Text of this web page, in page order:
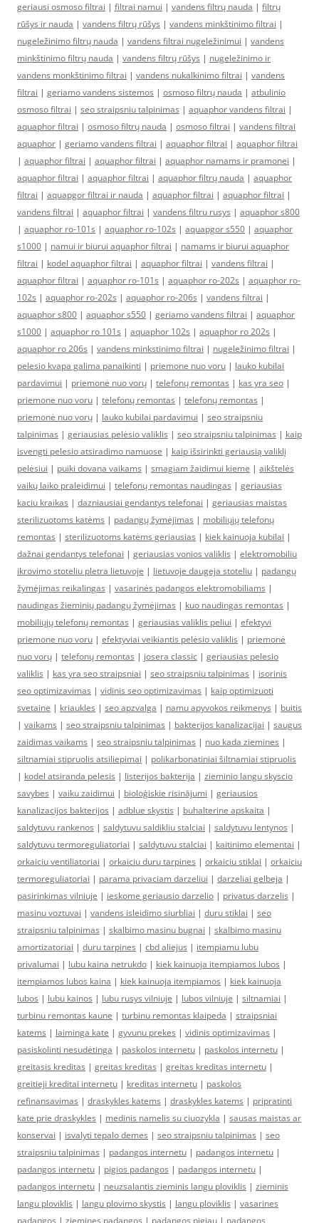
geriausi osmoso filtrai | filtrai namui | vandens filtrų nauda | filtrų
rūšys ir nauda | vandens filtrų rūšys | vandens minkštinimo filtrai |
nugeležinimo filtrų nauda | vandens filtrai nugeležinimui | vandens
minkštinimo filtrų nauda | vandens filtrų rūšys | nugeležinimo ir
vandens monkštinimo filtrai | vandens nukalkinimo filtrai | vandens
filtrai | geriamo vandens sistemos | osmoso filtrų nauda | atbulinio
osmoso filtrai | seo straipsniu talpinimas | aquaphor vandens filtrai |
aquaphor filtrai | osmoso filtrų nauda | osmoso filtrai | vandens filtrai
aquaphor | geriamo vandens filtrai | aquaphor filtrai | aquaphor filtrai
| aquaphor filtrai | aquaphor filtrai | aquaphor namams ir pramonei |
aquaphor filtrai | aquaphor filtrai | aquaphor filtrų nauda | aquaphor
filtrai | aquapgor filtrai ir nauda | aquaphor filtrai | aquaphor filtrai |
vandens filtrai | aquaphor filtrai | vandens filtru rusys | aquaphor s800
| aquaphor ro-101s | aquaphor ro-102s | aquapgor s550 | aquaphor
s1000 | namui ir biurui aquaphor filtrai | namams ir biurui aquaphor
filtrai | kodel aquaphor filtrai | aquaphor filtrai | vandens filtrai |
aquaphor filtrai | aquaphor ro-101s | aquaphor ro-202s | aquaphor ro-
102s | aquaphor ro-202s | aquaphor ro-206s | vandens filtrai |
aquaphor s800 | aquaphor s550 | geriamo vandens filtrai | aquaphor
s1000 | aquaphor ro 101s | aquaphor 102s | aquaphor ro 202s |
aquaphor ro 206s | vandens minkstinimo filtrai | nugeležinimo filtrai |
pelesio kvapa galima panaikinti | priemone nuo voru | lauko kubilai
pardavimui | priemonė nuo vorų | telefonų remontas | kas yra seo |
priemone nuo voru | telefonų remontas | telefonų remontas |
priemonė nuo vorų | lauko kubilai pardavimui | seo straipsniu
talpinimas | geriausias pelėsio valiklis | seo straipsniu talpinimas | kaip
isvengti pelesio atsiradimo namuose | kaip išsirinkti geriausią valiklį
pelėsiui | puiki dovana vaikams | smagiam žaidimui kieme | aikštelės
vaikų laiko praleidimui | telefonų remontas naudingas | geriausias
kaciu kraikas | dazniausiai gendantys telefonai | geriausias maistas
sterilizuotoms katėms | padangų žymėjimas | mobiliųjų telefonų
remontas | sterilizuotoms katėms geriausias | kiek kainuoja kubilai |
dažnai gendantys telefonai | geriausias vonios valiklis | elektromobiliu
ikrovimo stoteliu pletra lietuvoje | lietuvoje daugeja stoteliu | padangų
žymėjimas reikalingas | vasarinės padangos elektromobiliams |
naudingas žieminių padangų žymėjimas | kuo naudingas remontas |
mobiliųjų telefonų remontas | geriausias valiklis peliui | efektyvi
priemone nuo voru | efektyviai veikiantis pelėsio valiklis | priemonė
nuo vorų | telefonų remontas | josera classic | geriausias pelesio
valiklis | kas yra seo straipsniai | seo straipsniu talpinimas | isorinis
seo optimizavimas | vidinis seo optimizavimas | kaip optimizuoti
svetaine | kriaukles | seo apzvalga | namu apyvokos reikmenys | buitis
| vaikams | seo straipsniu talpinimas | bakterijos kanalizacijai | saugus
zaidimas vaikams | seo straipsniu talpinimas | nuo kada ziemines |
siltnamiai stipruolis atsiliepimai | polikarbonatiniai šiltnamiai stipruolis
| kodel atsiranda pelesis | listerijos bakterija | zieminio langu skyscio
savybes | vaiku zaidimui | bioloģiskie risinājumi | geriausios
kanalizacijos bakterijos | adblue skystis | buhalterine apskaita |
saldytuvu rankenos | saldytuvu saldikliu stalciai | saldytuvu lentynos |
saldytuvu termoreguliatoriai | saldytuvu stalciai | kaitinimo elementai |
orkaiciu ventiliatoriai | orkaiciu duru tarpines | orkaiciu stiklai | orkaiciu
termoreguliatoriai | parama privaciam darzeliui | darzeliai gelbeja |
pasirinkimas vilniuje | ieskome geriausio darzelio | privatus darzelis |
masinu voztuvai | vandens isleidimo siurbliai | duru stiklai | seo
straipsniu talpinimas | skalbimo masinu bugnai | skalbimo masinu
amortizatoriai | duru tarpines | cbd aliejus | itempiamu lubu
privalumai | lubu kaina netrukdo | kiek kainuoja itempiamos lubos |
itempiamos lubos kaina | kiek kainuoja itempiamos | kiek kainuoja
lubos | lubu kainos | lubu rusys vilniuje | lubos vilniuje | siltnamiai |
turbinu remontas kaune | turbinu remontas klaipeda | straipsniai
katems | laiminga kate | gyvunu prekes | vidinis optimizavimas |
pasiskolinti nesudėtinga | paskolos internetu | paskolos internetu |
greitasis kreditas | greitas kreditas | greitas kreditas internetu |
greitieji kreditai internetu | kreditas internetu | paskolos
refinansavimas | draskykles katems | draskykles katems | pripratinti
kate prie draskykles | medinis namelis su ciuozykla | sausas maistas ar
konservai | isvalyti tepalo demes | seo straipsniu talpinimas | seo
straipsniu talpinimas | padangos internetu | padangos internetu |
padangos internetu | pigios padangos | padangos internetu |
padangos internetu | neuzsalantis zieminis langu ploviklis | zieminis
langu ploviklis | langu plovimo skystis | langu ploviklis | vasarines
padangos | ziemines padangos | padangos pigiau | padangos